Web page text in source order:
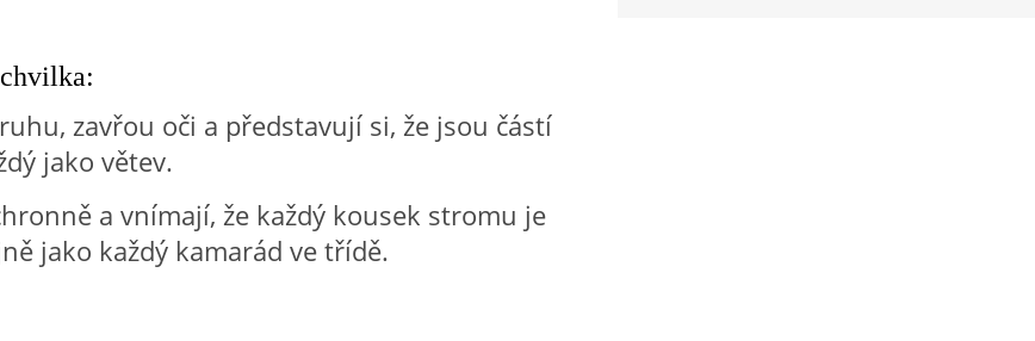
zavřou oči a představují si, že jsou částí
jako větev.
a vnímají, že každý kousek stromu je
jako každý kamarád ve třídě.